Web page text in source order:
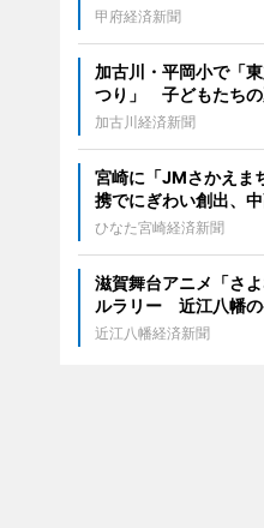
甲府経済新聞
加古川・平岡小で「
つり」 子どもたちの
加古川経済新聞
宮崎に「JMさかえ
携でにぎわい創出、
ひなた宮崎経済新聞
滋賀舞台アニメ「さ
ルラリー 近江八幡の
近江八幡経済新聞